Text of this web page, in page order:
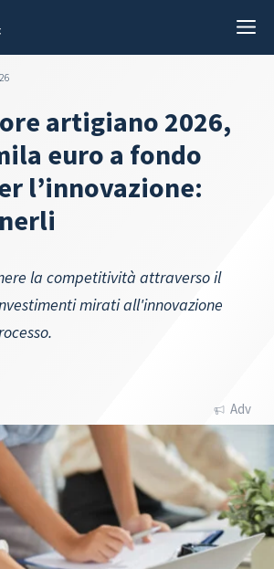
artigiano 2026,
euro a fondo
l’innovazione:
la competitività attraverso il
mirati all'innovazione
Adv